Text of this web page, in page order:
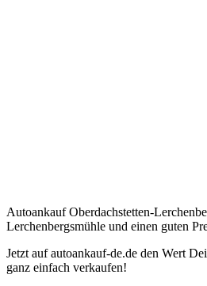
Autoankauf Oberdachstetten-
Lerchenbergsmühle und einen guten
Jetzt auf autoankauf-de.de den Wert
ganz einfach verkaufen!